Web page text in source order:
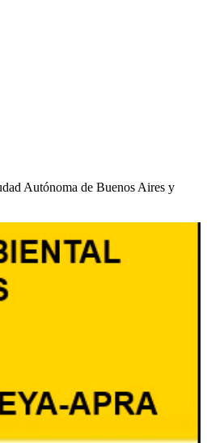
Autónoma de Buenos Aires y